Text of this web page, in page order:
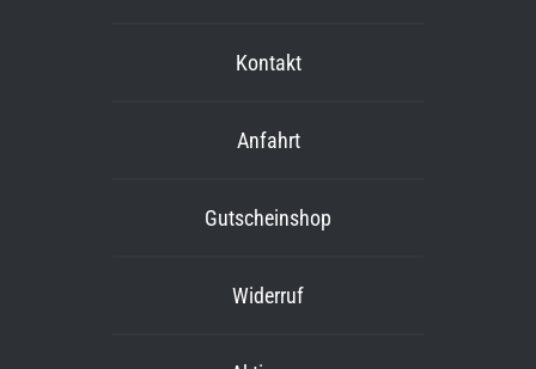
Kontakt
Anfahrt
Gutscheinshop
Widerruf